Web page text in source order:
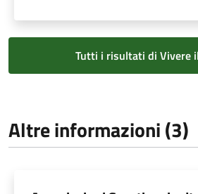
Tutti i risultati di Vivere
Altre informazioni (3)